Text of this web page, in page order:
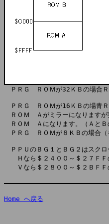
ＰＲＧ　ＲＯＭが16ＫＢの場青
ＲＯＭ　Ａがミラーになりますが
ＲＯＭ　Ａになります。（ＡとＢ
ＰＲＧ　ＲＯＭが８ＫＢの場合
ＰＰＵのＢＧ１とＢＧ２はスクロ
Ｈなら＄２４００～＄２７ＦＦ
Ｖなら＄２８００～＄２ＢＦＦ
Home へ戻る